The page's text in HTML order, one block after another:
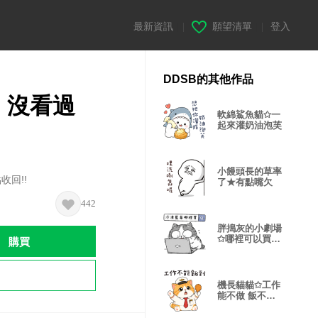
最新資訊 願望清單 登入
看過
回!!
442
購買
DDSB的其他作品
軟綿鯊魚貓✩一
起來灌奶油泡芙
小饅頭長的草率
了★有點嘴欠
胖搗灰的小劇場
✩哪裡可以買的
機長貓貓✩工作
能不做 飯不能